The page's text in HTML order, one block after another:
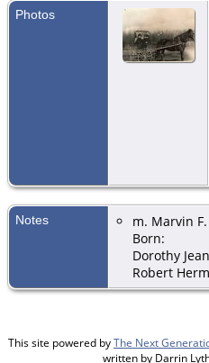
Photos
Notes
m. Marvin
Born:
Dorothy
Robert
This site powered byThe Next
written by Darrin